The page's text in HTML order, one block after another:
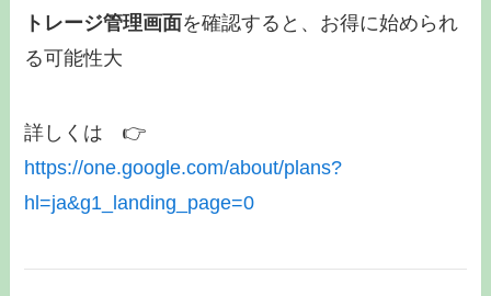
トレージ管理画面を確認すると、お得に始められ
る可能性大
詳しくは 👉️
https://one.google.com/about/plans?
hl=ja&g1_landing_page=0